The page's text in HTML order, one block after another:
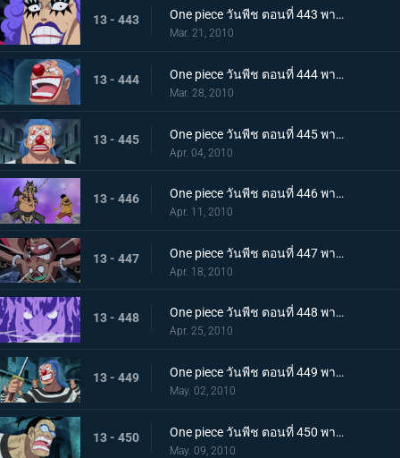
13 - 443 One piece วันพีช ตอนที่ 443 พากย์ไทย ทีมสุดแกร่งถือกำเนิด! สะเทือนลั่นทั้งอิมเพลดาวน์!
Mar. 21, 2010
13 - 444 One piece วันพีช ตอนที่ 444 พากย์ไทย ความวุ่นวายยิ่งโหมกระหน่ำ! ทีชหนวดดำเข้าจู่โจม!
Mar. 28, 2010
13 - 445 One piece วันพีช ตอนที่ 445 พากย์ไทย การเผชิญหน้าสุดอันตราย! หนวดดำและชิริวแห่งสายฝน!
Apr. 04, 2010
13 - 446 One piece วันพีช ตอนที่ 446 พากย์ไทย ยังไงก็จะไม่ยอมแพ้! ฮันนิบาลเอาจริงแล้ว
Apr. 11, 2010
13 - 447 One piece วันพีช ตอนที่ 447 พากย์ไทย หมัดปืนเจ็ตแห่งความโกรธ! ลูฟี่ ปะทะ หนวดดำ!
Apr. 18, 2010
13 - 448 One piece วันพีช ตอนที่ 448 พากย์ไทย หยุดมาเจลแลนไว้! คุณอีวาเผยไม้ตายก้นหีบ!
Apr. 25, 2010
13 - 449 One piece วันพีช ตอนที่ 449 พากย์ไทย อุบายของมาเจลแลน! แผนป้องกันการแหกคุก!
May. 02, 2010
13 - 450 One piece วันพีช ตอนที่ 450 พากย์ไทย ทีมแหกคุกจนมุม! การขัดขวางของปีศาจพิษร้าย!
May. 09, 2010